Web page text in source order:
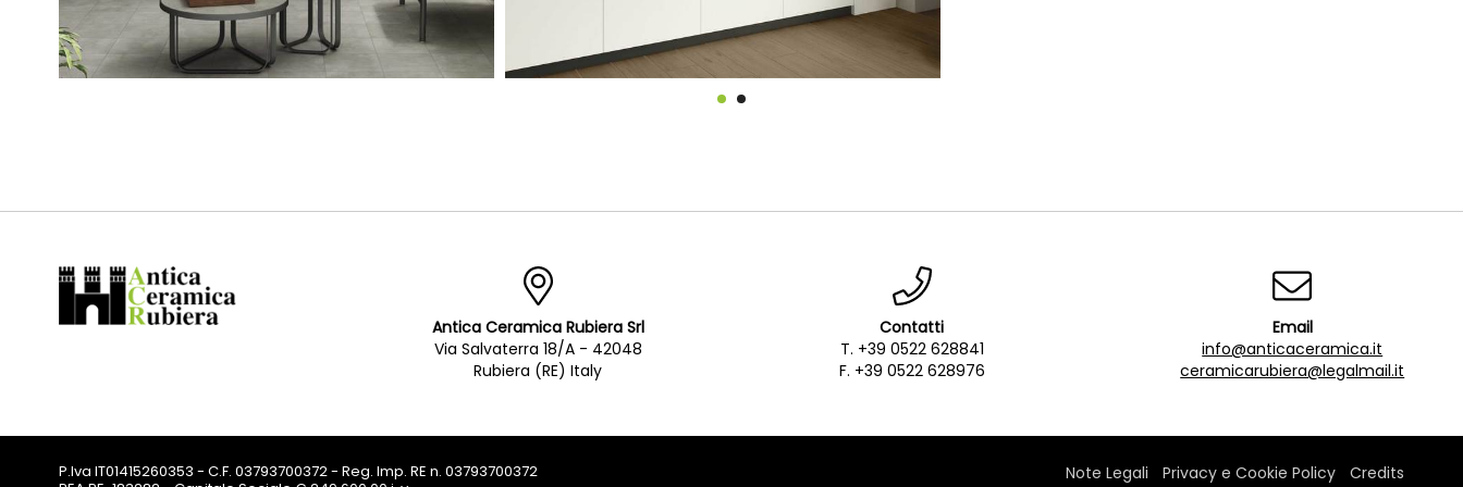
Antica Ceramica Rubiera Srl
Via Salvaterra 18/A - 42048
Rubiera (RE) Italy
Contatti
T. +39 0522 628841
F. +39 0522 628976
Email
info@anticaceramica.it
ceramicarubiera@legalmail.it
P.Iva IT01415260353 - C.F. 03793700372 - Reg. Imp. RE n. 03793700372
Note Legali Privacy e Cookie Policy Credits